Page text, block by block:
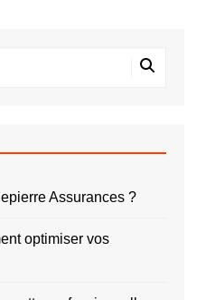
Assurances ?
optimiser vos